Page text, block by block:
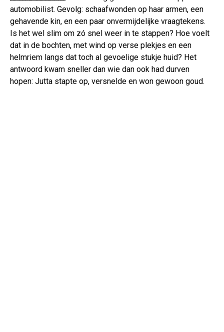
automobilist. Gevolg: schaafwonden op haar armen, een
gehavende kin, en een paar onvermijdelijke vraagtekens.
Is het wel slim om zó snel weer in te stappen? Hoe voelt
dat in de bochten, met wind op verse plekjes en een
helmriem langs dat toch al gevoelige stukje huid? Het
antwoord kwam sneller dan wie dan ook had durven
hopen: Jutta stapte op, versnelde en won gewoon goud.